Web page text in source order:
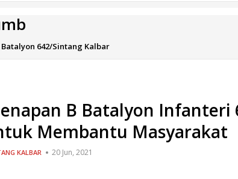
Batalyon 642/Sintang Kalbar
B Batalyon Infanteri
Membantu Masyarakat
KALBAR 20 Jun, 2021